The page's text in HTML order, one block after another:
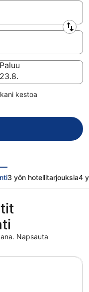
Paluu
23.8.
kestoa
3 yön hotellitarjouksia4
Napsauta